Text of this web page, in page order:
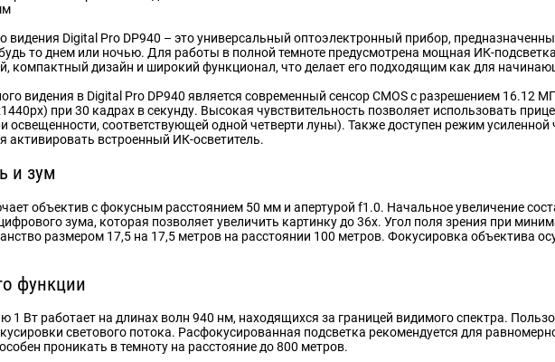
видения Digital Pro DP940 – это универсальный оптоэлектронный прибор,
то днем или ночью. Для работы в полной темноте предусмотрена мощная ИК-
компактный дизайн и широкий функционал, что делает его подходящим как для
видения в Digital Pro DP940 является современный сенсор CMOS с разрешением 16.12
при 30 кадрах в секунду. Высокая чувствительность позволяет использовать
освещенности, соответствующей одной четверти луны). Также доступен режим усиленной
активировать встроенный ИК-осветитель.
и зум
объектив с фокусным расстоянием 50 мм и апертурой f1.0. Начальное увеличение
зума, которая позволяет увеличить картинку до 36x. Угол поля зрения при
размером 17,5 на 17,5 метров на расстоянии 100 метров. Фокусировка объектива
функции
1 Вт работает на длинах волн 940 нм, находящихся за границей видимого спектра.
светового потока. Расфокусированная подсветка рекомендуется для
проникать в темноту на расстояние до 800 метров.